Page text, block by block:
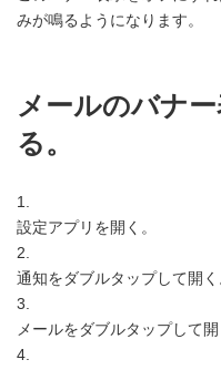
みが鳴るようになります。
メールのバナ
る。
1.
設定アプリを開く。
2.
通知をダブルタップして開く
3.
メールをダブルタップして開
4.